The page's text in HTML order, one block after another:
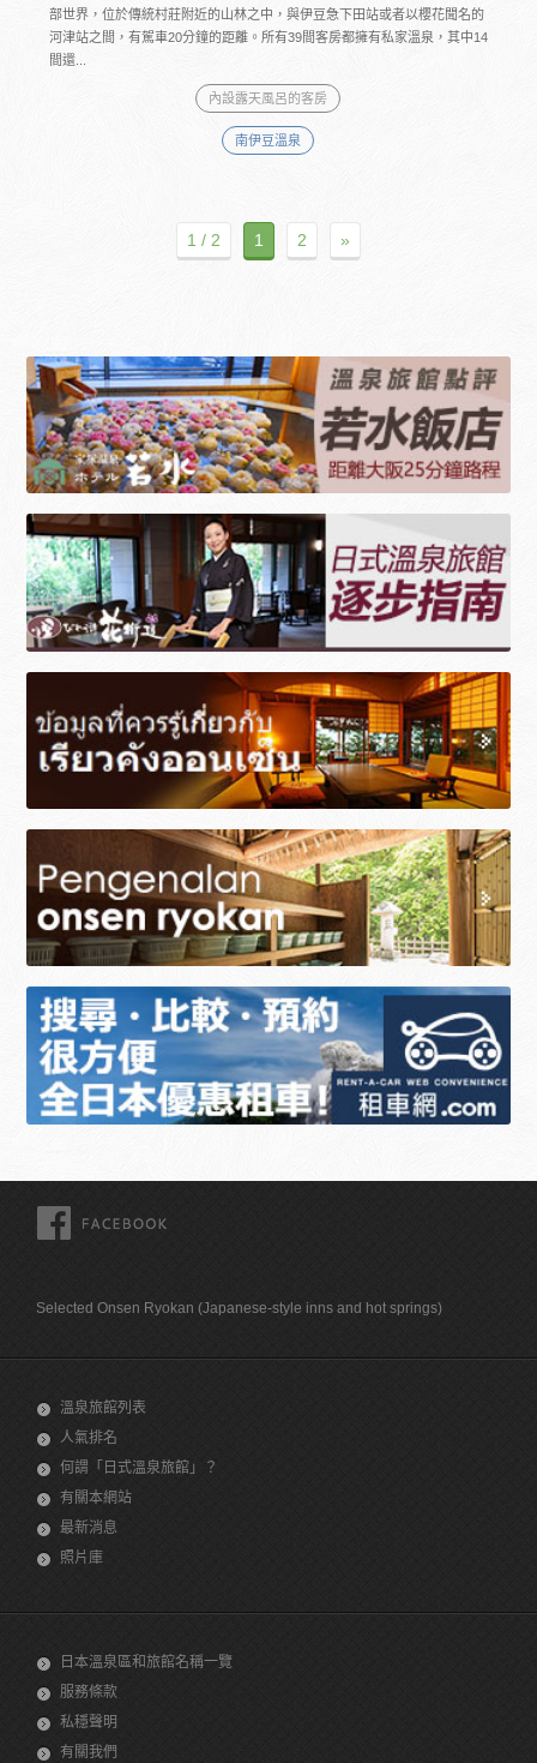
部世界，位於傳統村莊附近的山林之中，與伊豆急下田站或者以櫻花聞名的
河津站之間，有駕車20分鐘的距離。所有39間客房都擁有私家溫泉，其中14
間還...
內設露天風呂的客房
南伊豆溫泉
1 / 2 1 2 »
Selected Onsen Ryokan (Japanese-style inns and hot springs)
溫泉旅館列表
人氣排名
何謂「日式溫泉旅館」？
有關本網站
最新消息
照片庫
日本溫泉區和旅館名稱一覽
服務條款
私穩聲明
有關我們